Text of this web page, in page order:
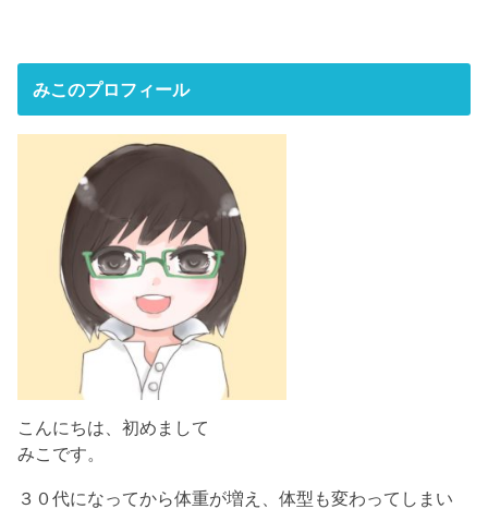
みこのプロフィール
こんにちは、初めまして
みこです。
３０代になってから体重が増え、体型も変わってしまい